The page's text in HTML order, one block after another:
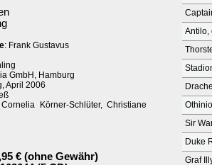
: Frank Gustavus
GmbH, Hamburg
April 2006
Körner-Schlüter, Christiane
€ (ohne Gewähr)
Antilo,
Sir
Duke
Graf